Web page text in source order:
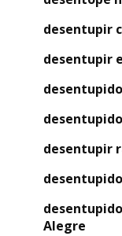
desentupir
desentupir
desentupir
Alegre